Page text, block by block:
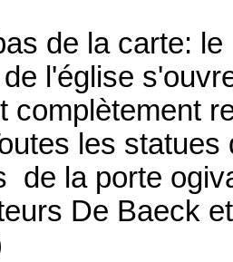
de la carte:
l'église
complètement
les
de la porte
De Baeck